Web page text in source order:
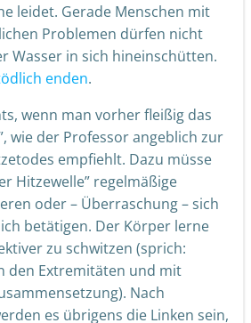
leidet. Gerade Menschen mit
Problemen dürfen nicht
Wasser in sich hineinschütten.
enden.
wenn man vorher fleißig das
wie der Professor angeblich zur
empfiehlt. Dazu müsse
Hitzewelle” regelmäßige
oder – Überraschung – sich
betätigen. Der Körper lerne
zu schwitzen (sprich:
den Extremitäten und mit
Nach
es übrigens die Linken sein,